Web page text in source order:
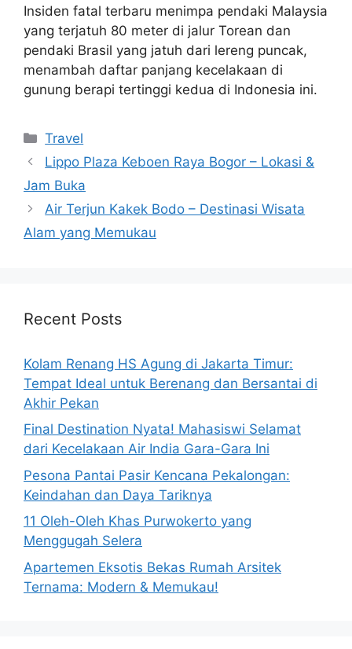
Insiden fatal terbaru menimpa pendaki Malaysia
yang terjatuh 80 meter di jalur Torean dan
pendaki Brasil yang jatuh dari lereng puncak,
menambah daftar panjang kecelakaan di
gunung berapi tertinggi kedua di Indonesia ini.
Categories
Travel
Lippo Plaza Keboen Raya Bogor – Lokasi &
Jam Buka
Air Terjun Kakek Bodo – Destinasi Wisata
Alam yang Memukau
Recent Posts
Kolam Renang HS Agung di Jakarta Timur:
Tempat Ideal untuk Berenang dan Bersantai di
Akhir Pekan
Final Destination Nyata! Mahasiswi Selamat
dari Kecelakaan Air India Gara-Gara Ini
Pesona Pantai Pasir Kencana Pekalongan:
Keindahan dan Daya Tariknya
11 Oleh-Oleh Khas Purwokerto yang
Menggugah Selera
Apartemen Eksotis Bekas Rumah Arsitek
Ternama: Modern & Memukau!